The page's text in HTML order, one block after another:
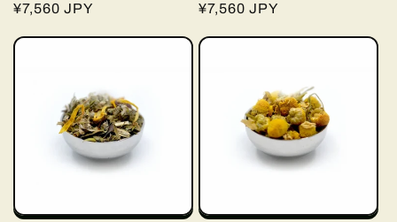
通
価
¥7,560 JPY
通
価
¥7,560 JPY